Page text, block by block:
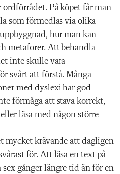
ordförrådet. På köpet får man
som förmedlas via olika
hur man kan
metaforer. Att behandla
inte skulle vara
svårt att förstå. Många
med dyslexi har god
förmåga att stava korrekt,
läsa med någon större
mycket krävande att dagligen
för. Att läsa en text på
gånger längre tid än för en